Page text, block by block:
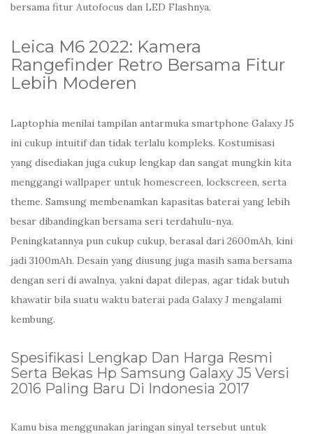
bersama fitur Autofocus dan LED Flashnya.
Leica M6 2022: Kamera
Rangefinder Retro Bersama Fitur
Lebih Moderen
Laptophia menilai tampilan antarmuka smartphone Galaxy J5
ini cukup intuitif dan tidak terlalu kompleks. Kostumisasi
yang disediakan juga cukup lengkap dan sangat mungkin kita
menggangi wallpaper untuk homescreen, lockscreen, serta
theme. Samsung membenamkan kapasitas baterai yang lebih
besar dibandingkan bersama seri terdahulu-nya.
Peningkatannya pun cukup cukup, berasal dari 2600mAh, kini
jadi 3100mAh. Desain yang diusung juga masih sama bersama
dengan seri di awalnya, yakni dapat dilepas, agar tidak butuh
khawatir bila suatu waktu baterai pada Galaxy J mengalami
kembung.
Spesifikasi Lengkap Dan Harga Resmi
Serta Bekas Hp Samsung Galaxy J5 Versi
2016 Paling Baru Di Indonesia 2017
Kamu bisa menggunakan jaringan sinyal tersebut untuk